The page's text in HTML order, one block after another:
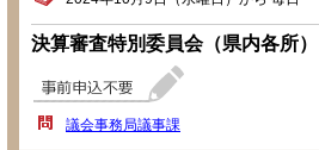
決算審査特別委員会（県内各所）
議会事務局議事課